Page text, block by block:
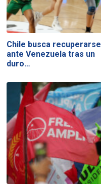
Chile busca recuperarse
ante Venezuela tras un
duro…